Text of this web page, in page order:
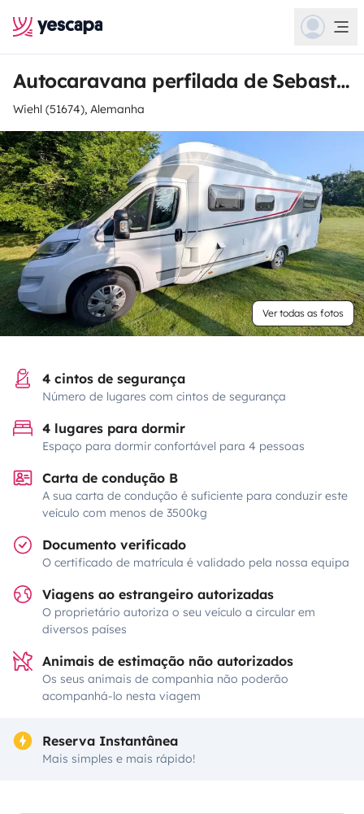
Autocaravana perfilada de Sebastian
Wiehl (51674), Alemanha
Ver todas as fotos
4 cintos de segurança
Número de lugares com cintos de segurança
4 lugares para dormir
Espaço para dormir confortável para 4 pessoas
Carta de condução B
A sua carta de condução é suficiente para conduzir este
veículo com menos de 3500kg
Documento verificado
O certificado de matrícula é validado pela nossa equipa
Viagens ao estrangeiro autorizadas
O proprietário autoriza o seu veículo a circular em
diversos países
Animais de estimação não autorizados
Os seus animais de companhia não poderão
acompanhá-lo nesta viagem
Reserva Instantânea
Mais simples e mais rápido!